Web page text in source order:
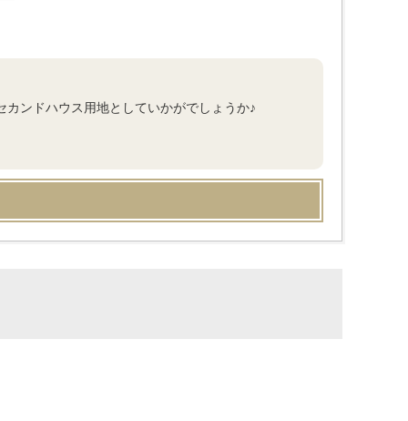
ンドハウス用地としていかがでしょうか♪